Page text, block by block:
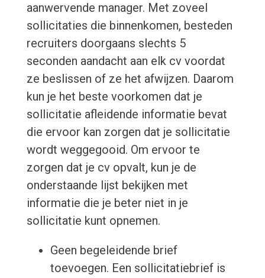
aanwervende manager. Met zoveel
sollicitaties die binnenkomen, besteden
recruiters doorgaans slechts 5
seconden aandacht aan elk cv voordat
ze beslissen of ze het afwijzen. Daarom
kun je het beste voorkomen dat je
sollicitatie afleidende informatie bevat
die ervoor kan zorgen dat je sollicitatie
wordt weggegooid. Om ervoor te
zorgen dat je cv opvalt, kun je de
onderstaande lijst bekijken met
informatie die je beter niet in je
sollicitatie kunt opnemen.
Geen begeleidende brief
toevoegen. Een sollicitatiebrief is